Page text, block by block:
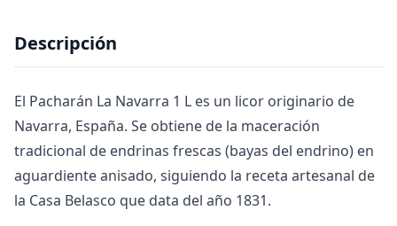
Descripción
El Pacharán La Navarra 1 L es un licor originario de
Navarra, España. Se obtiene de la maceración
tradicional de endrinas frescas (bayas del endrino) en
aguardiente anisado, siguiendo la receta artesanal de
la Casa Belasco que data del año 1831.